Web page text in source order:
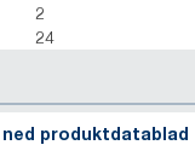
2
24
produktdatablad